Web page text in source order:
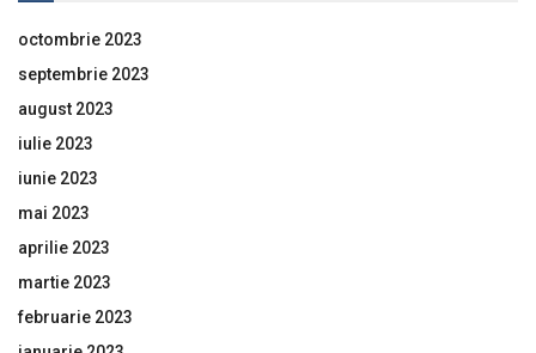
octombrie 2023
septembrie 2023
august 2023
iulie 2023
iunie 2023
mai 2023
aprilie 2023
martie 2023
februarie 2023